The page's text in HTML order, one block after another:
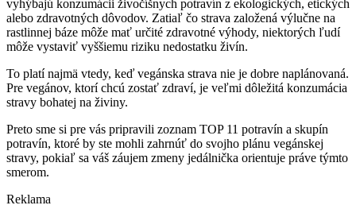
vyhýbajú konzumácii živočíšnych potravín z ekologických, etických
alebo zdravotných dôvodov. Zatiaľ čo strava založená výlučne na
rastlinnej báze môže mať určité zdravotné výhody, niektorých ľudí
môže vystaviť vyššiemu riziku nedostatku živín.
To platí najmä vtedy, keď vegánska strava nie je dobre naplánovaná.
Pre vegánov, ktorí chcú zostať zdraví, je veľmi dôležitá konzumácia
stravy bohatej na živiny.
Preto sme si pre vás pripravili zoznam TOP 11 potravín a skupín
potravín, ktoré by ste mohli zahrnúť do svojho plánu vegánskej
stravy, pokiaľ sa váš záujem zmeny jedálnička orientuje práve týmto
smerom.
Reklama